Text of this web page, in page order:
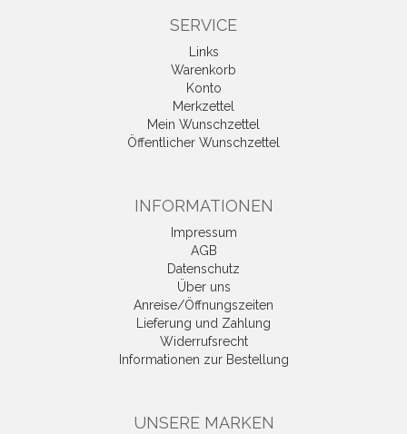
SERVICE
Links
Warenkorb
Konto
Merkzettel
Mein Wunschzettel
Öffentlicher Wunschzettel
INFORMATIONEN
Impressum
AGB
Datenschutz
Über uns
Anreise/Öffnungszeiten
Lieferung und Zahlung
Widerrufsrecht
Informationen zur Bestellung
UNSERE MARKEN